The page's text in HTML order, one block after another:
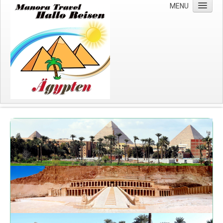
MENU
Über uns
Wichtige Hinweise
Impressum
Datenschutzerklärung
Kreuzfahrten